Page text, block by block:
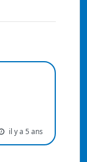
il y a 5 ans